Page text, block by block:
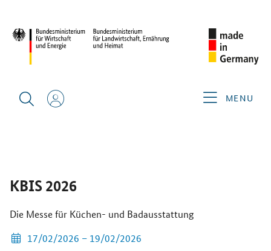
MENU
KBIS 2026
Die Messe für Küchen- und Badausstattung
17/02/2026 – 19/02/2026